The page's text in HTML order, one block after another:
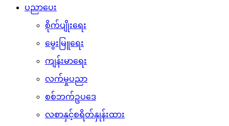
ပညာပေး
စိုက်ပျိုးရေး
မွေးမြူရေး
ကျန်းမာရေး
လက်မှုပညာ
စစ်ဘက်ဥပဒေ
လစာနှင့်စရိတ်နှုန်းထား